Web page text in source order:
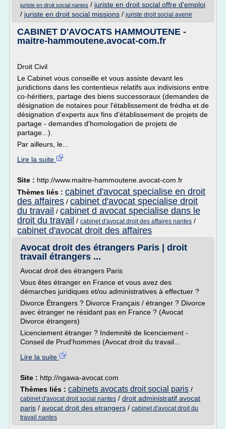
juriste en droit social nantes / juriste en droit social offre d'emploi
/ juriste en droit social missions / juriste droit social avenir
CABINET D'AVOCATS HAMMOUTENE -
maitre-hammoutene.avocat-com.fr
Droit Civil
Le Cabinet vous conseille et vous assiste devant les
juridictions dans les contentieux relatifs aux indivisions entre
co-héritiers, partage des biens successoraux (demandes de
désignation de notaires pour l'établissement de frédha et de
désignation d'experts aux fins d'établissement de projets de
partage - demandes d'homologation de projets de
partage...).
Par ailleurs, le...
Lire la suite
Site : http://www.maitre-hammoutene.avocat-com.fr
Thèmes liés : cabinet d'avocat specialise en droit
des affaires / cabinet d'avocat specialise droit
du travail / cabinet d avocat specialise dans le
droit du travail / cabinet d'avocat droit des affaires nantes /
cabinet d'avocat droit des affaires
Avocat droit des étrangers Paris | droit
travail étrangers ...
Avocat droit des étrangers Paris
Vous êtes étranger en France et vous avez des
démarches juridiques et/ou administratives à effectuer ?
Divorce Étrangers ? Divorce Français / étranger ? Divorce
avec étranger ne résidant pas en France ? (Avocat
Divorce étrangers)
Licenciement étranger ? Indemnité de licenciement -
Conseil de Prud'hommes (Avocat droit du travail...
Lire la suite
Site : http://ngawa-avocat.com
Thèmes liés : cabinets avocats droit social paris /
cabinet d'avocat droit social nantes / droit administratif avocat
paris / avocat droit des etrangers / cabinet d'avocat droit du
travail nantes